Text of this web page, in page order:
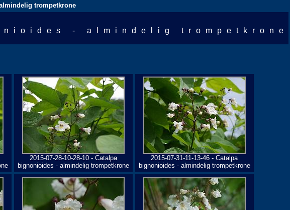
trompetkrone
- almindelig trompetkrone
2015-07-28-10-28-10 - Catalpa
bignonioides - almindelig trompetkrone
2015-07-31-11-13-46 - Catalpa
bignonioides - almindelig trompetkrone